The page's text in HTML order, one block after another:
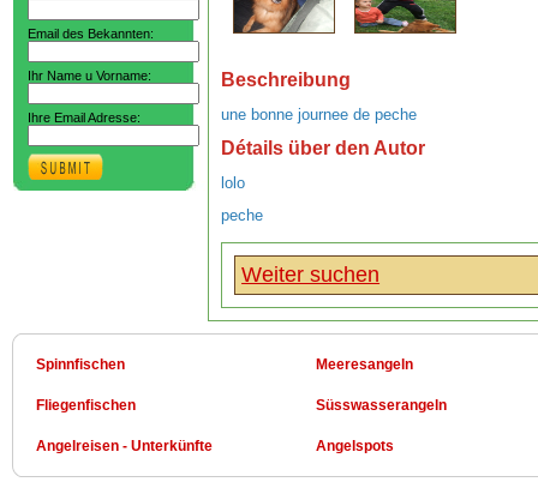
Email des Bekannten:
Ihr Name u Vorname:
Ihre Email Adresse:
Beschreibung
une bonne journee de peche
Détails über den Autor
lolo
peche
Weiter suchen
Spinnfischen Meeresangeln
Fliegenfischen Süsswasserangeln
Angelreisen - Unterkünfte Angelspots